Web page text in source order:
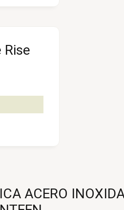
ACERO